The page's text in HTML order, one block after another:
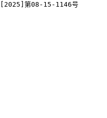
[2025]第08-15-1146号